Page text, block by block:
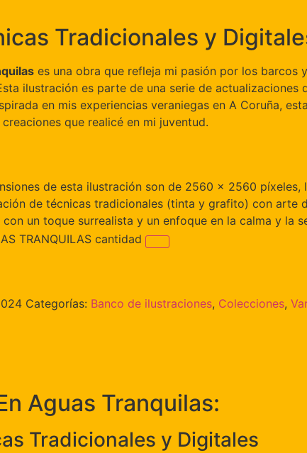
Tradicionales y
es una obra que refleja mi pasión por los barcos
ilustración es parte de una serie de
en mis experiencias veraniegas en A Coruña,
que realicé en mi juventud.
de esta ilustración son de 2560 x 2560
de técnicas tradicionales (tinta y grafito) con
con un toque surrealista y un enfoque en la calma y la
TRANQUILAS cantidad
Categorías: Banco de ilustraciones, Colecciones,
Aguas Tranquilas:
Tradicionales y Digitales